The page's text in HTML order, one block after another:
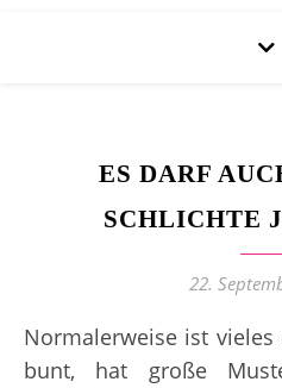
ES DARF
SCHLICHTE
22.
Normalerweise ist vieles das ich für mich nähe,
bunt, hat große